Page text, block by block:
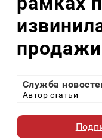
Служба
Автор статьи